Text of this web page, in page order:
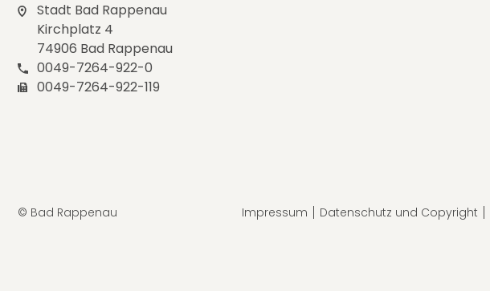
Stadt Bad Rappenau
Kirchplatz 4
74906 Bad Rappenau
0049-7264-922-0
0049-7264-922-119
© Bad Rappenau Impressum Datenschutz und Copyright